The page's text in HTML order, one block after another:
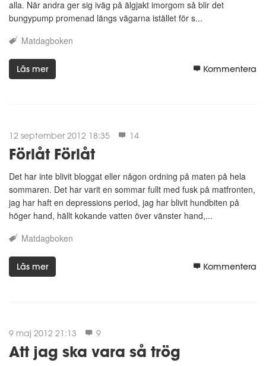
alla. När andra ger sig iväg på älgjakt imorgom så blir det
bungypump promenad längs vägarna istället för s...
Matdagboken
Läs mer Kommentera
12 september 2012 18:35 14
Förlåt Förlåt
Det har inte blivit bloggat eller någon ordning på maten på hela
sommaren. Det har varit en sommar fullt med fusk på matfronten,
jag har haft en depressions period, jag har blivit hundbiten på
höger hand, hällt kokande vatten över vänster hand,...
Matdagboken
Läs mer Kommentera
9 maj 2012 21:13 9
Att jag ska vara så trög